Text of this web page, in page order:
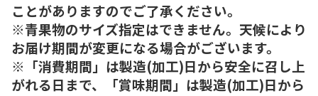
ことがありますのでご了承ください。
※青果物のサイズ指定はできません。天候により
お届け期間が変更になる場合がございます。
※「消費期間」は製造(加工)日から安全に召し上
がれる日まで、「賞味期間」は製造(加工)日から